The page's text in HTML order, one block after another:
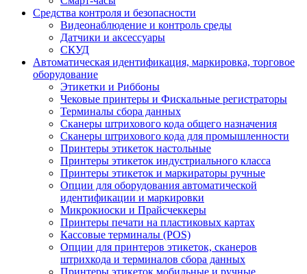
Средства контроля и безопасности
Видеонаблюдение и контроль среды
Датчики и аксессуары
СКУД
Автоматическая идентификация, маркировка, торговое
оборудование
Этикетки и Риббоны
Чековые принтеры и Фискальные регистраторы
Терминалы сбора данных
Сканеры штрихового кода общего назначения
Сканеры штрихового кода для промышленности
Принтеры этикеток настольные
Принтеры этикеток индустриального класса
Принтеры этикеток и маркираторы ручные
Опции для оборудования автоматической
идентификации и маркировки
Микрокиоски и Прайсчеккеры
Принтеры печати на пластиковых картах
Кассовые терминалы (POS)
Опции для принтеров этикеток, сканеров
штрихкода и терминалов сбора данных